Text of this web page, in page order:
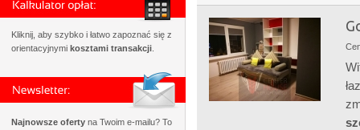
Kliknij, aby szybko i łatwo zapoznać się z
orientacyjnymi kosztami transakcji
Najnowsze oferty na Twoim e-mailu? To